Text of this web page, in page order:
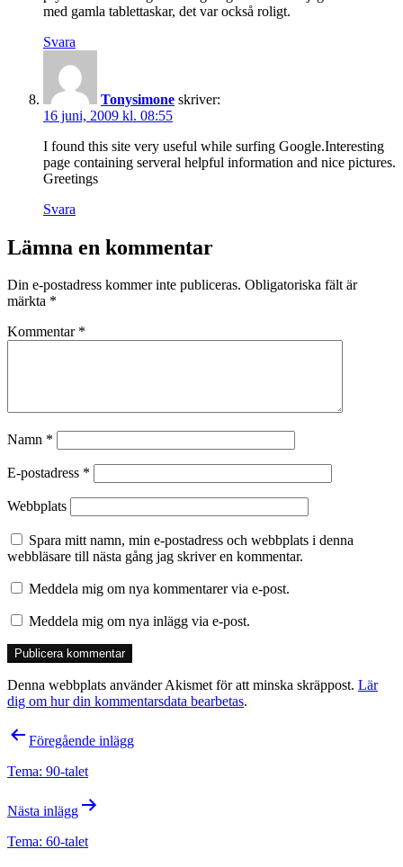
med gamla tablettaskar, det var också roligt.
Svara
Tonysimone skriver:
16 juni, 2009 kl. 08:55
I found this site very useful while surfing Google.Interesting
page containing serveral helpful information and nice pictures.
Greetings
Svara
Lämna en kommentar
Din e-postadress kommer inte publiceras. Obligatoriska fält är
märkta *
Kommentar *
Namn *
E-postadress *
Webbplats
Spara mitt namn, min e-postadress och webbplats i denna
webbläsare till nästa gång jag skriver en kommentar.
Meddela mig om nya kommentarer via e-post.
Meddela mig om nya inlägg via e-post.
Denna webbplats använder Akismet för att minska skräppost. Lär
dig om hur din kommentarsdata bearbetas.
Inläggsnavigering
Föregående inlägg
Tema: 90-talet
Nästa inlägg
Tema: 60-talet